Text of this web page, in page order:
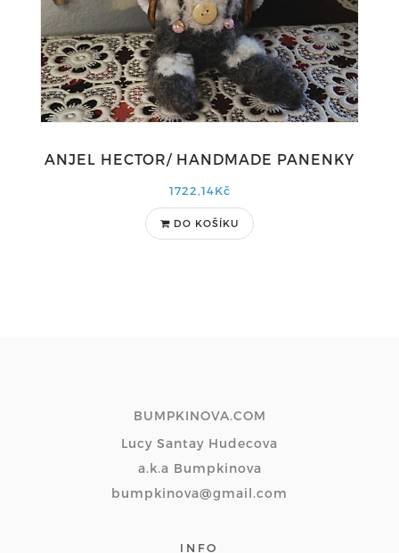
ANJEL HECTOR/ HANDMADE PANENKY
1722,14Kč
DO KOŠÍKU
BUMPKINOVA.COM
Lucy Santay Hudecova
a.k.a Bumpkinova
bumpkinova@gmail.com
INFO